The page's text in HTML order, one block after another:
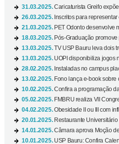
31.03.2025.Caricaturista Greifo
26.03.2025. Inscritos para
21.03.2025. PET Odonto desenvolve
18.03.2025. Pós-Graduação
13.03.2025.TV USP Bauru leva dois
13.03.2025. UOPI disponibiliza jogos
28.02.2025. Instaladas no campus
13.02.2025. Fono lança e-book sobre
10.02.2025.Confira a programação
05.02.2025. FMBRU realiza VII
04.02.2025.Obesidade II ou III com
20.01.2025. Restaurante
14.01.2025.Câmara aprova Moção
10.01.2025. USP Bauru: Confira